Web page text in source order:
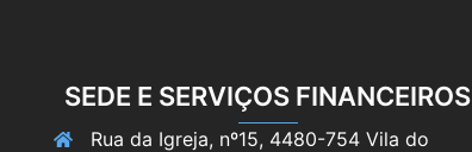
SEDE E SERVIÇOS FINANCEIROS
Rua da Igreja, nº15, 4480-754 Vila do